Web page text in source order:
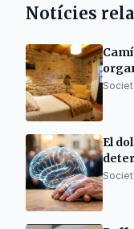
Notícies
El